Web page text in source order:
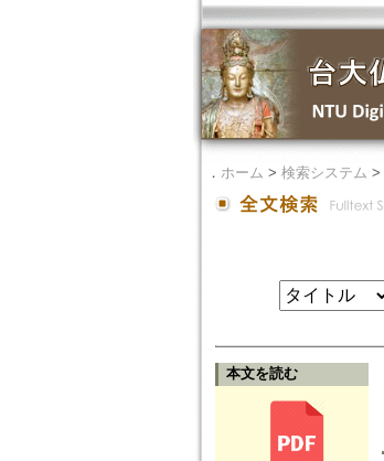
． ホーム > 検索システム >
本文を読む